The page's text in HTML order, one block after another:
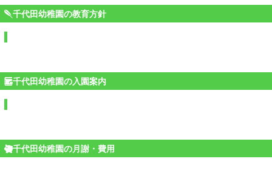
千代田幼稚園の教育方針
千代田幼稚園の入園案内
千代田幼稚園の月謝・費用